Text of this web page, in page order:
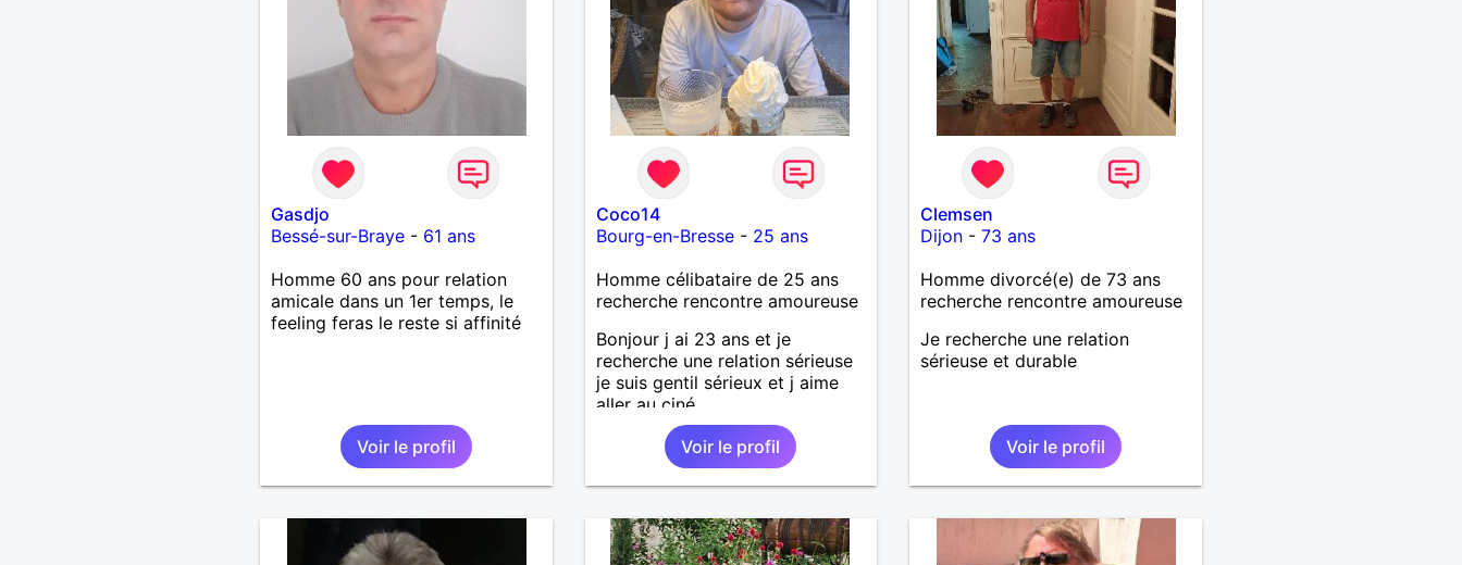
Gasdjo
Bessé-sur-Braye- 61 ans
Homme 60 ans pour relation
amicale dans un 1er temps, le
feeling feras le reste si affinité
Voir le profil
Coco14
Bourg-en-Bresse- 25 ans
Homme célibataire de 25 ans
recherche rencontre amoureuse
Bonjour j ai 23 ans et je
recherche une relation sérieuse
je suis gentil sérieux et j aime
aller au ciné....
Voir le profil
Clemsen
Dijon -73 ans
Homme divorcé(e) de 73 ans
recherche rencontre amoureuse
Je recherche une relation
sérieuse et durable
Voir le profil